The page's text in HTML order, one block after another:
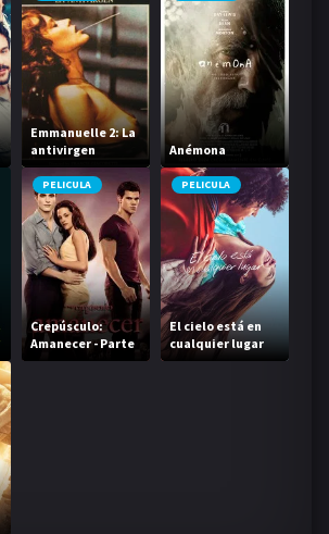
Emmanuelle 2: La
antivirgen
Anémona
PELICULA
Crepúsculo:
Amanecer - Parte
1
PELICULA
El cielo está en
cualquier lugar